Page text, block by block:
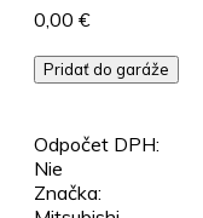
0,00 €
Pridať do garáže
Odpočet DPH:
Nie
Značka: